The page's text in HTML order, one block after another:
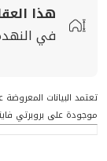
هذا
في
تعتمد البيانات
موجودة على بروبرتي